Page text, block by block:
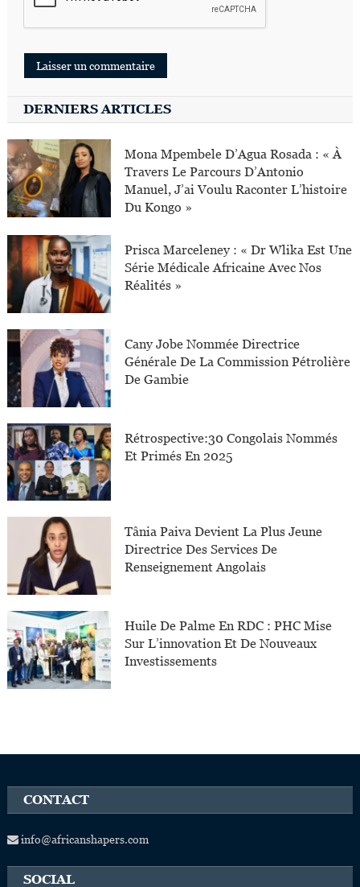
DERNIERS ARTICLES
Mona Mpembele D’Agua Rosada : « À
Travers Le Parcours D’Antonio
Manuel, J’ai Voulu Raconter L’histoire
Du Kongo »
Prisca Marceleney : « Dr Wlika Est Une
Série Médicale Africaine Avec Nos
Réalités »
Cany Jobe Nommée Directrice
Générale De La Commission Pétrolière
De Gambie
Rétrospective:30 Congolais Nommés
Et Primés En 2025
Tânia Paiva Devient La Plus Jeune
Directrice Des Services De
Renseignement Angolais
Huile De Palme En RDC : PHC Mise
Sur L’innovation Et De Nouveaux
Investissements
CONTACT
info@africanshapers.com
SOCIAL